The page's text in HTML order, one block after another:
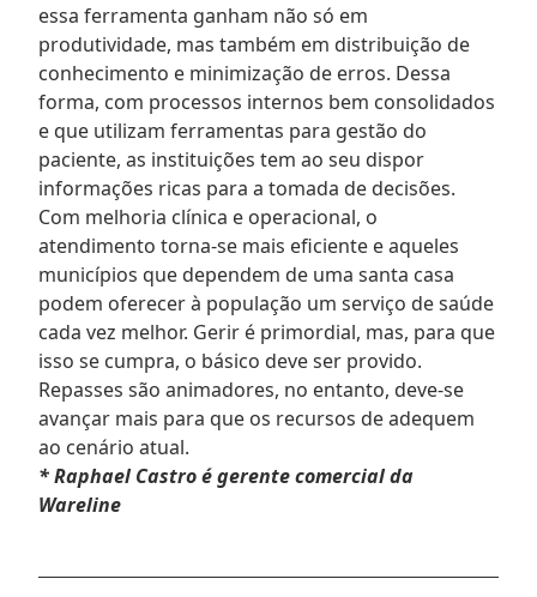
essa ferramenta ganham não só em
produtividade, mas também em distribuição de
conhecimento e minimização de erros. Dessa
forma, com processos internos bem consolidados
e que utilizam ferramentas para gestão do
paciente, as instituições tem ao seu dispor
informações ricas para a tomada de decisões.
Com melhoria clínica e operacional, o
atendimento torna-se mais eficiente e aqueles
municípios que dependem de uma santa casa
podem oferecer à população um serviço de saúde
cada vez melhor. Gerir é primordial, mas, para que
isso se cumpra, o básico deve ser provido.
Repasses são animadores, no entanto, deve-se
avançar mais para que os recursos de adequem
ao cenário atual.
* Raphael Castro é gerente comercial da
Wareline